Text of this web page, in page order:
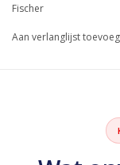
Fischer
Aan verlanglijst